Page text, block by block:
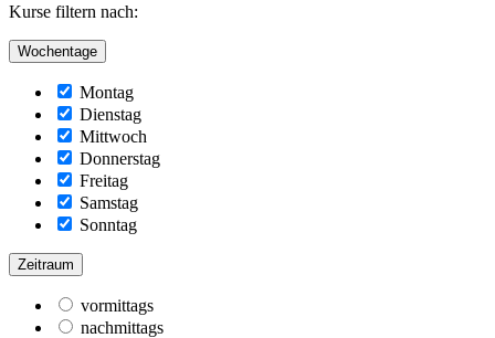
Kurse filtern nach:
Wochentage
Montag
Dienstag
Mittwoch
Donnerstag
Freitag
Samstag
Sonntag
Zeitraum
vormittags
nachmittags